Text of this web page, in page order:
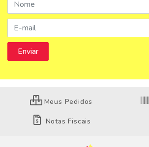
Meus Pedidos
Notas Fiscais